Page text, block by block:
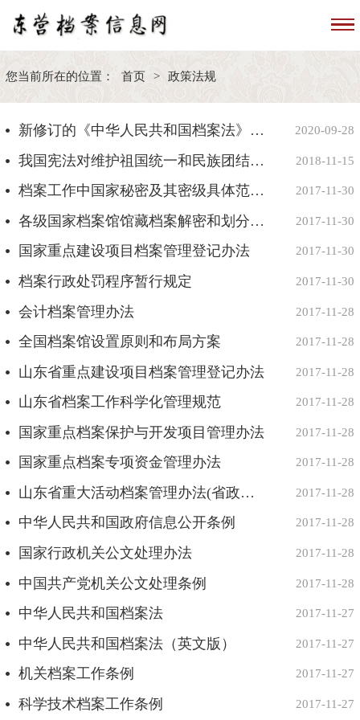
您当前所在的位置： 首页 > 政策法规
新修订的《中华人民共和国档案法》解读 2020-09-28
我国宪法对维护祖国统一和民族团结的规定 2018-11-15
档案工作中国家秘密及其密级具体范围的规定 2017-11-30
各级国家档案馆馆藏档案解密和划分控制使用范围的暂行规定 2017-11-30
国家重点建设项目档案管理登记办法 2017-11-30
档案行政处罚程序暂行规定 2017-11-30
会计档案管理办法 2017-11-28
全国档案馆设置原则和布局方案 2017-11-28
山东省重点建设项目档案管理登记办法 2017-11-28
山东省档案工作科学化管理规范 2017-11-28
国家重点档案保护与开发项目管理办法 2017-11-28
国家重点档案专项资金管理办法 2017-11-28
山东省重大活动档案管理办法(省政府令第247号） 2017-11-28
中华人民共和国政府信息公开条例 2017-11-28
国家行政机关公文处理办法 2017-11-28
中国共产党机关公文处理条例 2017-11-28
中华人民共和国档案法 2017-11-27
中华人民共和国档案法（英文版） 2017-11-27
机关档案工作条例 2017-11-27
科学技术档案工作条例 2017-11-27